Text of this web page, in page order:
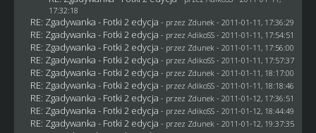
17:32:18
RE: Zgadywanka - Fotki 2 edycja - przez Zdunek - 2011-01-11, 17:36:29
RE: Zgadywanka - Fotki 2 edycja - przez AdikoSS - 2011-01-11, 17:54:51
RE: Zgadywanka - Fotki 2 edycja - przez Zdunek - 2011-01-11, 17:56:00
RE: Zgadywanka - Fotki 2 edycja - przez AdikoSS - 2011-01-11, 17:57:37
RE: Zgadywanka - Fotki 2 edycja - przez Zdunek - 2011-01-11, 18:17:00
RE: Zgadywanka - Fotki 2 edycja - przez AdikoSS - 2011-01-11, 18:18:46
RE: Zgadywanka - Fotki 2 edycja - przez Zdunek - 2011-01-12, 17:36:51
RE: Zgadywanka - Fotki 2 edycja - przez AdikoSS - 2011-01-12, 18:44:49
RE: Zgadywanka - Fotki 2 edycja - przez Zdunek - 2011-01-12, 19:37:35